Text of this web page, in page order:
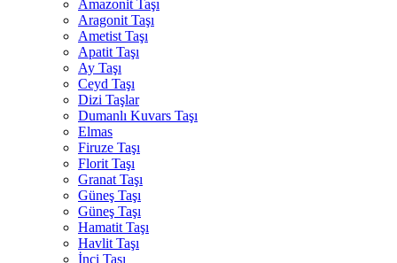
Amazonit Taşı
Aragonit Taşı
Ametist Taşı
Apatit Taşı
Ay Taşı
Ceyd Taşı
Dizi Taşlar
Dumanlı Kuvars Taşı
Elmas
Firuze Taşı
Florit Taşı
Granat Taşı
Güneş Taşı
Güneş Taşı
Hamatit Taşı
Havlit Taşı
İnci Taşı